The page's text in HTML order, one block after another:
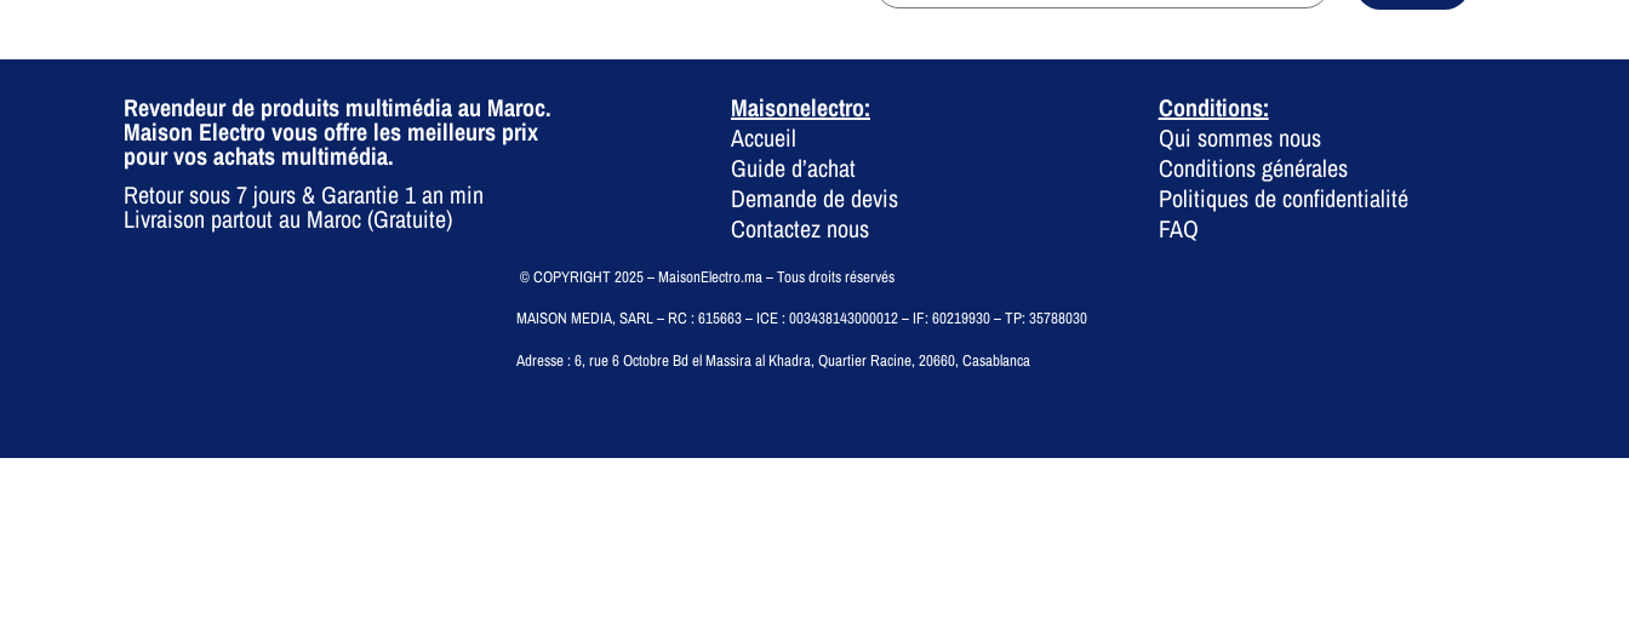
Revendeur de produits multimédia au Maroc.
Maison Electro vous offre les meilleurs prix
pour vos achats multimédia.
Retour sous 7 jours & Garantie 1 an min
Livraison partout au Maroc (Gratuite)
Maisonelectro:
Accueil
Guide d’achat
Demande de devis
Contactez nous
Conditions:
Qui sommes nous
Conditions générales
Politiques de confidentialité
FAQ
© COPYRIGHT 2025 – MaisonElectro.ma – Tous droits réservés
MAISON MEDIA, SARL – RC : 615663 – ICE : 003438143000012 – IF: 60219930 – TP: 35788030
Adresse :6, rue 6 Octobre Bd el Massira al Khadra, Quartier Racine, 20660, Casablanca